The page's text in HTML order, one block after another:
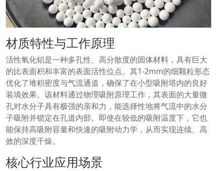
材质特性与工作原理
活性氧化铝是一种多孔性、高分散度的固体材料，具有巨大
的比表面积和丰富的表面活性位点。其1-2mm的细颗粒形态
优化了堆积密度与气流通道，确保了在小型吸附塔内的良好
装填效果。该材料通过物理吸附原理工作，其表面的大量微
孔对水分子具有极强的亲和力，能选择性地将气流中的水分
子吸附并锁定在孔道内部。即使在较低的吸附温度下，它也
能保持高吸附容量和快速的吸附动力学，从而实现连续、高
效的深度干燥。
核心行业应用场景